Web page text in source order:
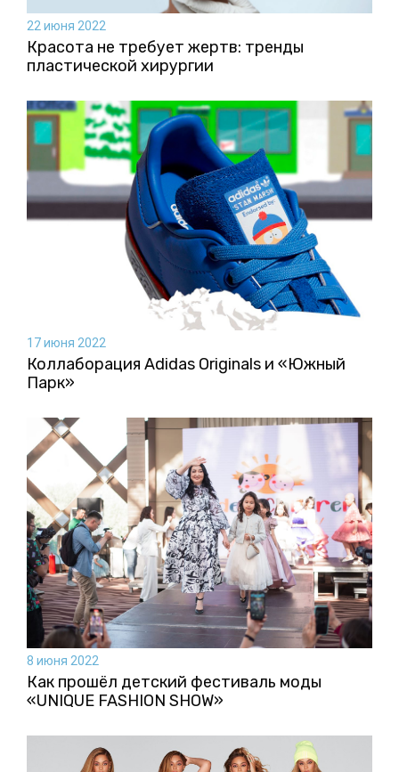
22 июня 2022
Красота не требует жертв: тренды
пластической хирургии
17 июня 2022
Коллаборация Аdidas Originals и «Южный
Парк»
8 июня 2022
Как прошёл детский фестиваль моды
«UNIQUE FASHION SHOW»